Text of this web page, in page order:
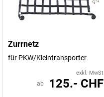
Zurrnetz
für PKW/Kleintransporter
exkl. MwSt
ab 125.- CHF